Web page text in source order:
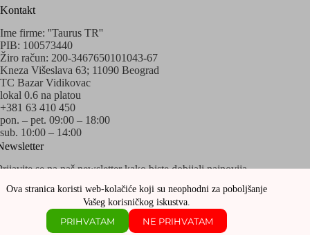
Ova stranica koristi web-kolačiće koji su neophodni za poboljšanje
Vašeg korisničkog iskustva.
PRIHVATAM NE PRIHVATAM
Kontakt
Ime firme: ''Taurus TR''
PIB: 100573440
Žiro račun: 200-3467650101043-67
Kneza Višeslava 63; 11090 Beograd
TC Bazar Vidikovac
lokal 0.6 na platou
+381 63 410 450
pon. – pet. 09:00 – 18:00
sub. 10:00 – 14:00
se na naš newsletter kako biste dobijali najnovija